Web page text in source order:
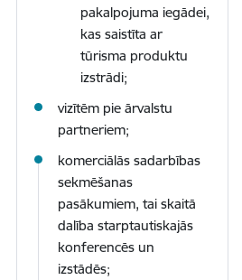
pakalpojuma iegādei,
kas saistīta ar
tūrisma produktu
izstrādi;
vizītēm pie ārvalstu
partneriem;
komerciālās sadarbības
sekmēšanas
pasākumiem, tai skaitā
dalība starptautiskajās
konferencēs un
izstādēs;